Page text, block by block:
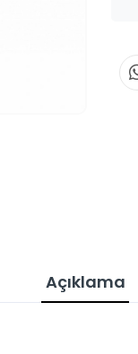
Açıklama